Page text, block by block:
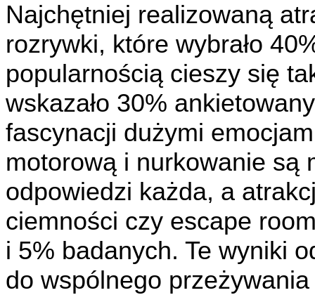
Najchętniej realizowaną
rozrywki, które wybrało
popularnością cieszy się
wskazało 30%
fascynacji dużymi
motorową i nurkowanie są
odpowiedzi każda, a
ciemności czy escape
i 5% badanych. Te wyniki
do wspólnego